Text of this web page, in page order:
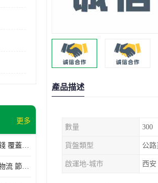
更多
西安到甘孜貨運多少錢 覆蓋面廣 降低運輸成本
西安到長沙轎車托運物流 節約時間 為客戶節省大量時間和能源
產品描述
數量 300
貨盤類型 公
啟運地-城市 西安